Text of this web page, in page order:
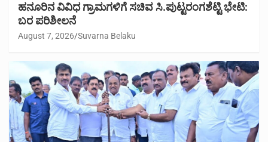
ಹನೂರಿನ ವಿವಿಧ ಗ್ರಾಮಗಳಿಗೆ ಸಚಿವ ಸಿ.ಪುಟ್ಟರಂಗಶೆಟ್ಟಿ ಭೇಟಿ:
ಬರ ಪರಿಶೀಲನೆ
August 7, 2026 Suvarna Belaku